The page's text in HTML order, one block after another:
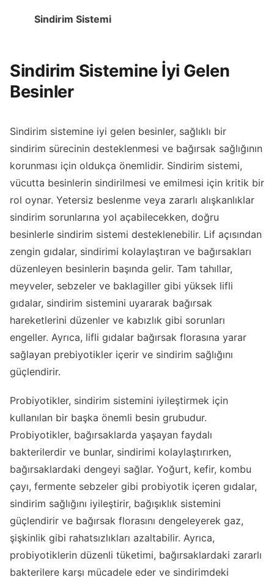
Sindirim Sistemi
Sindirim Sistemine İyi Gelen
Besinler
Sindirim sistemine iyi gelen besinler, sağlıklı bir
sindirim sürecinin desteklenmesi ve bağırsak sağlığının
korunması için oldukça önemlidir. Sindirim sistemi,
vücutta besinlerin sindirilmesi ve emilmesi için kritik bir
rol oynar. Yetersiz beslenme veya zararlı alışkanlıklar
sindirim sorunlarına yol açabilecekken, doğru
besinlerle sindirim sistemi desteklenebilir. Lif açısından
zengin gıdalar, sindirimi kolaylaştıran ve bağırsakları
düzenleyen besinlerin başında gelir. Tam tahıllar,
meyveler, sebzeler ve baklagiller gibi yüksek lifli
gıdalar, sindirim sistemini uyararak bağırsak
hareketlerini düzenler ve kabızlık gibi sorunları
engeller. Ayrıca, lifli gıdalar bağırsak florasına yarar
sağlayan prebiyotikler içerir ve sindirim sağlığını
güçlendirir.
Probiyotikler, sindirim sistemini iyileştirmek için
kullanılan bir başka önemli besin grubudur.
Probiyotikler, bağırsaklarda yaşayan faydalı
bakterilerdir ve bunlar, sindirimi kolaylaştırırken,
bağırsaklardaki dengeyi sağlar. Yoğurt, kefir, kombu
çayı, fermente sebzeler gibi probiyotik içeren gıdalar,
sindirim sağlığını iyileştirir, bağışıklık sistemini
güçlendirir ve bağırsak florasını dengeleyerek gaz,
şişkinlik gibi rahatsızlıkları azaltabilir. Ayrıca,
probiyotiklerin düzenli tüketimi, bağırsaklardaki zararlı
bakterilere karşı mücadele eder ve sindirimdeki